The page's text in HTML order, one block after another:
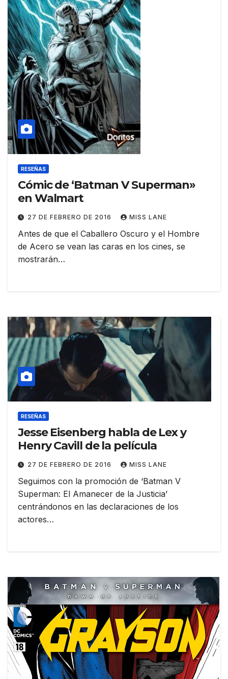
RESEÑAS
Cómic de ‘Batman V Superman»
en Walmart
27 DE FEBRERO DE 2016 MISS LANE
Antes de que el Caballero Oscuro y el Hombre
de Acero se vean las caras en los cines, se
mostrarán…
RESEÑAS
Jesse Eisenberg habla de Lex y
Henry Cavill de la película
27 DE FEBRERO DE 2016 MISS LANE
Seguimos con la promoción de ‘Batman V
Superman: El Amanecer de la Justicia’
centrándonos en las declaraciones de los
actores…